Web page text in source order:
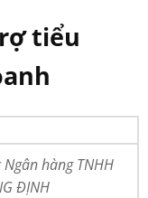
tiểu
hàng TNHH
ĐỊNH